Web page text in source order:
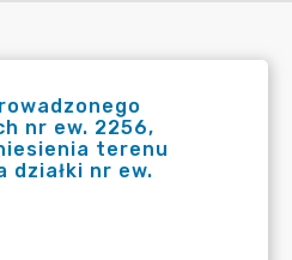
nr ew. 2256,
terenu
działki nr ew.